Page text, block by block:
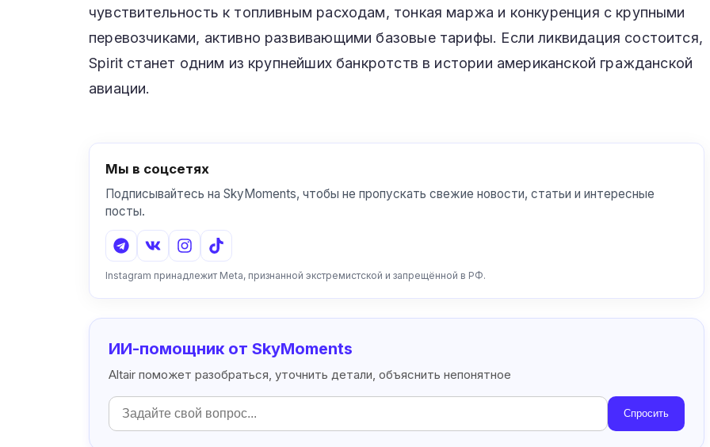
чувствительность к топливным расходам, тонкая маржа и конкуренция с крупными
перевозчиками, активно развивающими базовые тарифы. Если ликвидация состоится,
Spirit станет одним из крупнейших банкротств в истории американской гражданской
авиации.
Мы в соцсетях
Подписывайтесь на SkyMoments, чтобы не пропускать свежие новости, статьи и интересные
посты.
Instagram принадлежит Meta, признанной экстремистской и запрещённой в РФ.
ИИ-помощник от SkyMoments
Altair поможет разобраться, уточнить детали, объяснить непонятное
Спросить